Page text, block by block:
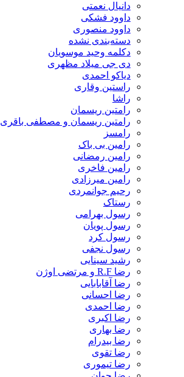
دانیال نعمتی
داوود فشکی
داوود منصوری
دسته‌بندی نشده
دکلمه وحید موسویان
دی جی میلاد مظهری
دیاکو احمدی
راستین وقاری
راشا
رامتین ریسمان
رامتین ریسمان و مصطفی باقری
رامسز
رامین بی باک
رامین رمضانی
رامین فاخری
رامین میرزادی
رحیم جوانمردی
رستاک
رسول بهرامی
رسول پویان
رسول کرد
رسول نجفی
رشید سینایی
رضا R.F و مرتضی اوژن
رضا آقابابایی
رضا احسانی
رضا احمدی
رضا اکبری
رضا بهاری
رضا بیدرام
رضا تقوی
رضا تیموری